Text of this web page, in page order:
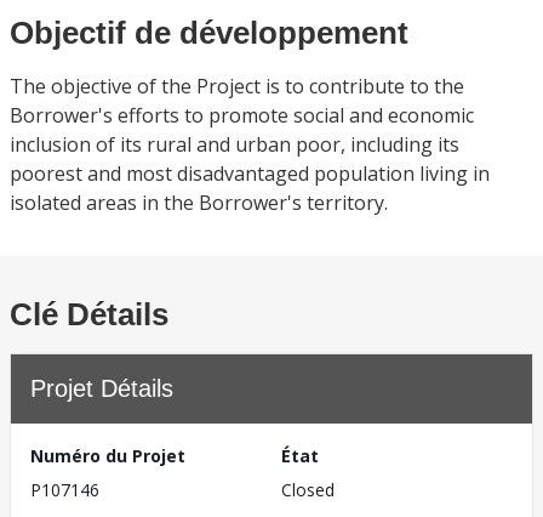
Objectif de développement
The objective of the Project is to contribute to the
Borrower's efforts to promote social and economic
inclusion of its rural and urban poor, including its
poorest and most disadvantaged population living in
isolated areas in the Borrower's territory.
Clé Détails
Projet Détails
Numéro du Projet
P107146
État
Closed